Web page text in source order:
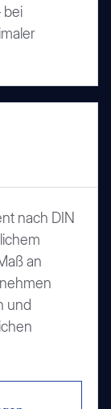
bei
nach DIN
an
und